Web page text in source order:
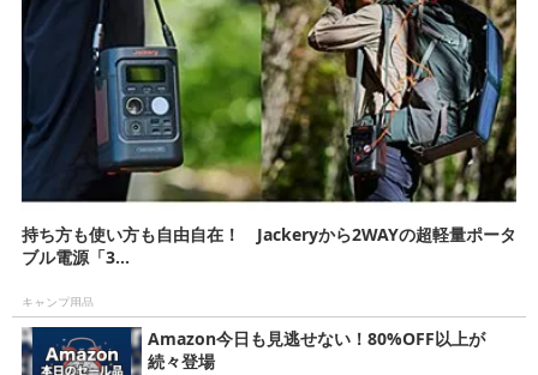
持ち方も使い方も自由自在！ Jackeryから2WAYの超軽量ポータ
ブル電源「3...
キャンプ用品
Amazon今日も見逃せない！80%OFF以上が
続々登場